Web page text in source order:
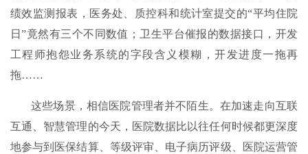
绩效监测报表，医务处、质控科和统计室提交的“平均住院
日”竟然有三个不同数值；卫生平台催报的数据接口，开发
工程师抱怨业务系统的字段含义模糊，开发进度一拖再
拖……
这些场景，相信医院管理者并不陌生。在加速走向互联
互通、智慧管理的今天，医院数据比以往任何时候都更深度
地参与到医保结算、等级评审、电子病历评级、医院运营管